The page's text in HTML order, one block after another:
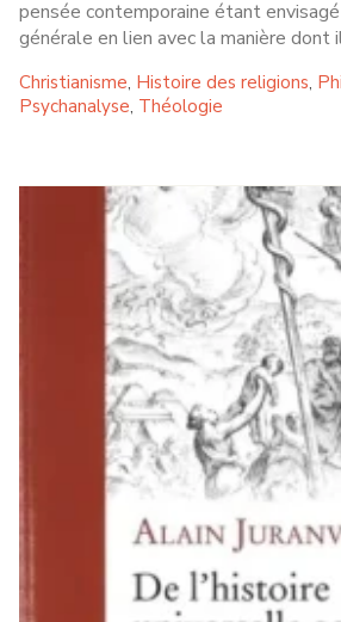
pensée contemporaine étant
générale en lien avec la manière dont
Christianisme, Histoire des religions,
Psychanalyse, Théologie